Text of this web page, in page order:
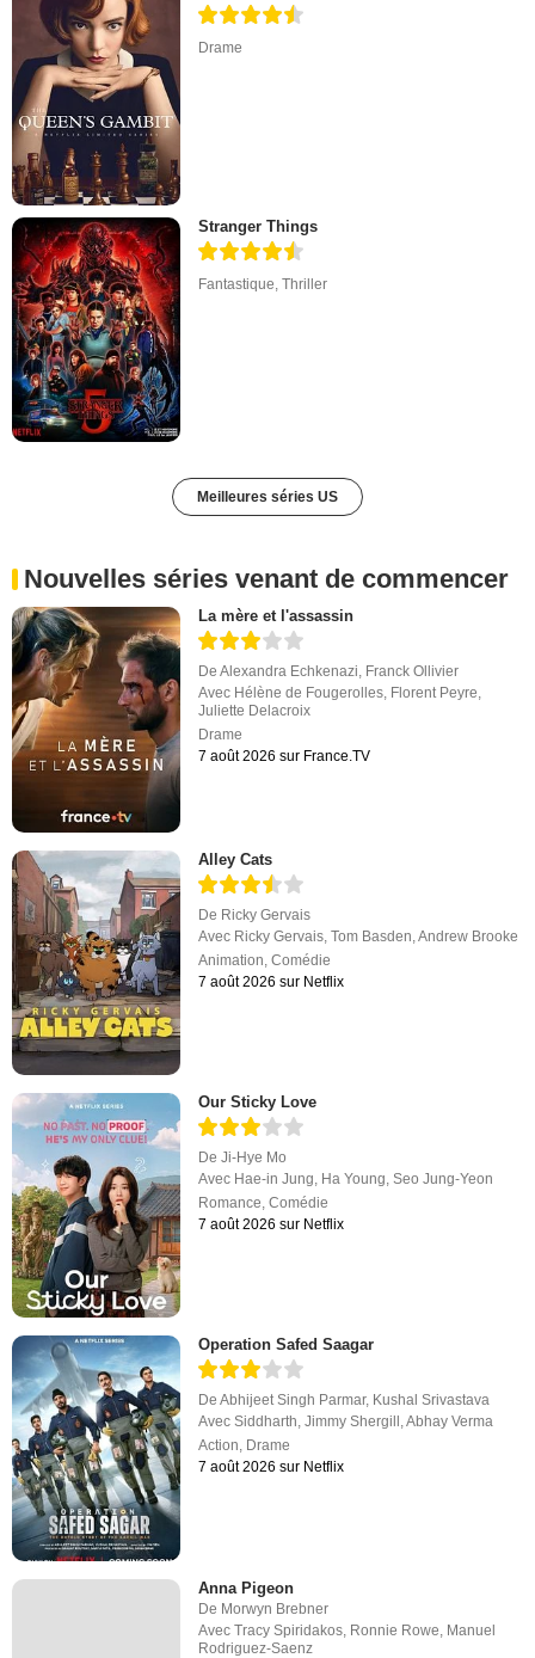
Drame
Stranger Things
Fantastique,Thriller
Meilleures séries US
Nouvelles séries venant de commencer
La mère et l'assassin
DeAlexandra Echkenazi, Franck Ollivier
Avec Hélène de Fougerolles, Florent Peyre,
Juliette Delacroix
Drame
7 août 2026 sur France.TV
Alley Cats
De Ricky Gervais
Avec Ricky Gervais ,Tom Basden ,Andrew Brooke
Animation ,Comédie
7 août 2026 sur Netflix
Our Sticky Love
DeJi-Hye Mo
Avec Hae-in Jung, Ha Young,Seo Jung-Yeon
Romance,Comédie
7 août 2026 sur Netflix
Operation Safed Saagar
DeAbhijeet Singh Parmar, Kushal Srivastava
AvecSiddharth,Jimmy Shergill ,Abhay Verma
Action, Drame
7 août 2026 sur Netflix
Anna Pigeon
De Morwyn Brebner
AvecTracy Spiridakos Ronnie Rowe Manuel
Rodriguez-Saenz